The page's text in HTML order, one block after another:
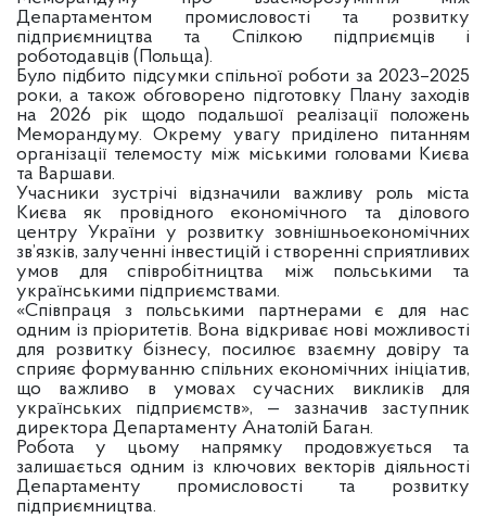
Департаментом промисловості та розвитку
підприємництва та Спілкою підприємців і
роботодавців (Польща).
Було підбито підсумки спільної роботи за 2023–2025
роки, а також обговорено підготовку Плану заходів
на 2026 рік щодо подальшої реалізації положень
Меморандуму. Окрему увагу приділено питанням
організації телемосту між міськими головами Києва
та Варшави.
Учасники зустрічі відзначили важливу роль міста
Києва як провідного економічного та ділового
центру України у розвитку зовнішньоекономічних
зв’язків, залученні інвестицій і створенні сприятливих
умов для співробітництва між польськими та
українськими підприємствами.
«Співпраця з польськими партнерами є для нас
одним із пріоритетів. Вона відкриває нові можливості
для розвитку бізнесу, посилює взаємну довіру та
сприяє формуванню спільних економічних ініціатив,
що важливо в умовах сучасних викликів для
українських підприємств», — зазначив заступник
директора Департаменту Анатолій Баган.
Робота у цьому напрямку продовжується та
залишається одним із ключових векторів діяльності
Департаменту промисловості та розвитку
підприємництва.